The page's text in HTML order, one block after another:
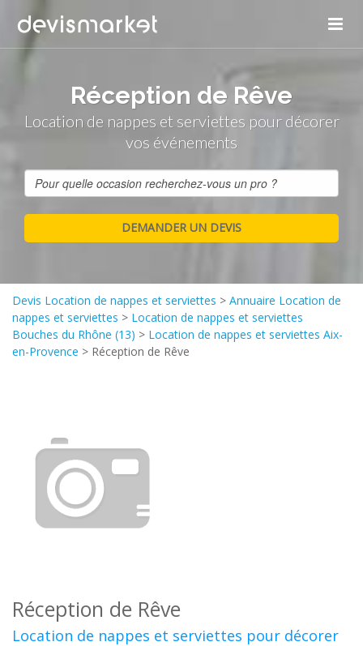
Réception de Rêve
Location de nappes et serviettes pour décorer
vos événements
Devis Location de nappes et serviettes > Annuaire Location de
nappes et serviettes > Location de nappes et serviettes
Bouches du Rhône (13) > Location de nappes et serviettes Aix-
en-Provence > Réception de Rêve
Réception de Rêve
Location de nappes et serviettes pour décorer